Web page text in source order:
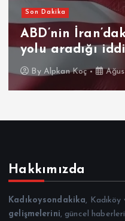
Son Dakika
ABD’nin
yolu aradığı
By Alpkan Koç
Hakkımızda
Kadıkoysondakika, Kadıköy
gelişmelerini, güncel